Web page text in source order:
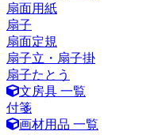
扇面用紙
扇子
扇面定規
扇子立・扇子掛
扇子たとう
文房具 一覧
付箋
画材用品 一覧